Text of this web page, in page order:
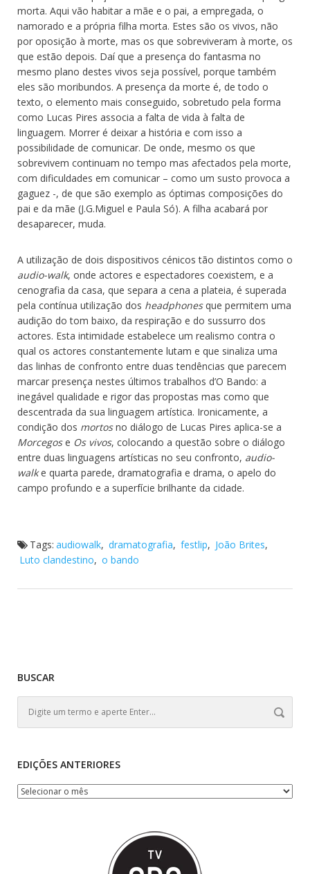
morta. Aqui vão habitar a mãe e o pai, a empregada, o
namorado e a própria filha morta. Estes são os vivos, não
por oposição à morte, mas os que sobreviveram à morte, os
que estão depois. Daí que a presença do fantasma no
mesmo plano destes vivos seja possível, porque também
eles são moribundos. A presença da morte é, de todo o
texto, o elemento mais conseguido, sobretudo pela forma
como Lucas Pires associa a falta de vida à falta de
linguagem. Morrer é deixar a história e com isso a
possibilidade de comunicar. De onde, mesmo os que
sobrevivem continuam no tempo mas afectados pela morte,
com dificuldades em comunicar – como um susto provoca a
gaguez -, de que são exemplo as óptimas composições do
pai e da mãe (J.G.Miguel e Paula Só). A filha acabará por
desaparecer, muda.
A utilização de dois dispositivos cénicos tão distintos como o
audio-walk, onde actores e espectadores coexistem, e a
cenografia da casa, que separa a cena a plateia, é superada
pela contínua utilização dos headphonesque permitem uma
audição do tom baixo, da respiração e do sussurro dos
actores. Esta intimidade estabelece um realismo contra o
qual os actores constantemente lutam e que sinaliza uma
das linhas de confronto entre duas tendências que parecem
marcar presença nestes últimos trabalhos d’O Bando: a
inegável qualidade e rigor das propostas mas como que
descentrada da sua linguagem artística. Ironicamente, a
condição dos mortosno diálogo de Lucas Pires aplica-se a
Morcegose Os vivos, colocando a questão sobre o diálogo
entre duas linguagens artísticas no seu confronto, audio-
walke quarta parede, dramatografia e drama, o apelo do
campo profundo e a superfície brilhante da cidade.
Tags: audiowalk, dramatografia, festlip, João Brites,
Luto clandestino, o bando
BUSCAR
EDIÇÕES ANTERIORES